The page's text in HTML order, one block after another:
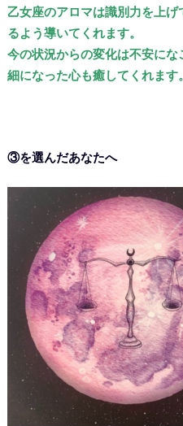
乙女座のアロマは識別力を上
るよう導いてくれます。
今の状況からの変化は不安に
細になった心も癒してくれます。
③を選んだあなたへ